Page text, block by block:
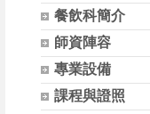
餐飲科簡介
師資陣容
專業設備
課程與證照